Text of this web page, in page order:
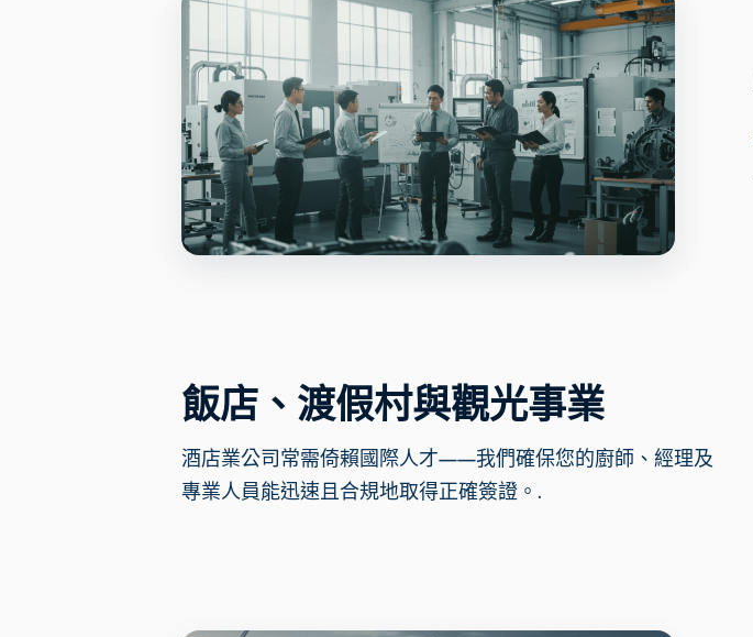
飯店、渡假村與觀光事業
酒店業公司常需倚賴國際人才——我們確保您的廚師、經理及
專業人員能迅速且合規地取得正確簽證。.